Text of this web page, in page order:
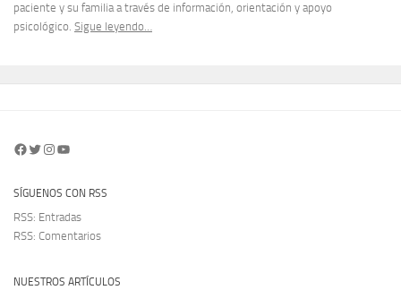
paciente y su familia a través de información, orientación y apoyo
psicológico. Sigue leyendo…
Facebook
Twitter
Instagram
YouTube
SÍGUENOS CON RSS
RSS: Entradas
RSS: Comentarios
NUESTROS ARTÍCULOS